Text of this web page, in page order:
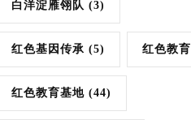
白洋淀雁翎队 (3)
红色基因传承 (5) 红色教育
红色教育基地 (44)